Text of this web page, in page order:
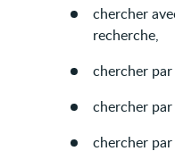
chercher
recherche,
chercher
chercher
chercher